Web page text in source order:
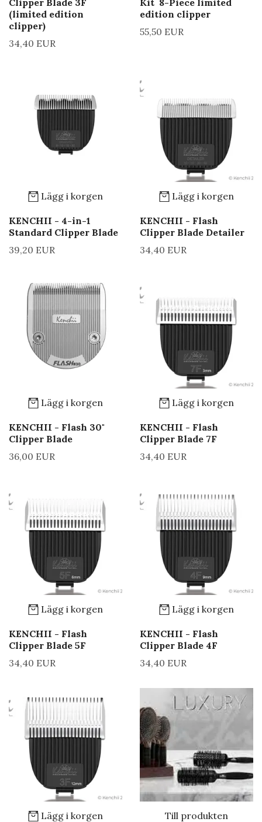
Clipper Blade 3F
(limited edition
clipper)
34,40 EUR
Kit 8-Piece limited
edition clipper
55,50 EUR
Lägg i korgen
KENCHII - 4-in-1
Standard Clipper Blade
39,20 EUR
Lägg i korgen
KENCHII - Flash
Clipper Blade Detailer
34,40 EUR
Lägg i korgen
KENCHII - Flash 30"
Clipper Blade
36,00 EUR
Lägg i korgen
KENCHII - Flash
Clipper Blade 7F
34,40 EUR
Lägg i korgen
KENCHII - Flash
Clipper Blade 5F
34,40 EUR
Lägg i korgen
KENCHII - Flash
Clipper Blade 4F
34,40 EUR
Lägg i korgen Till produkten